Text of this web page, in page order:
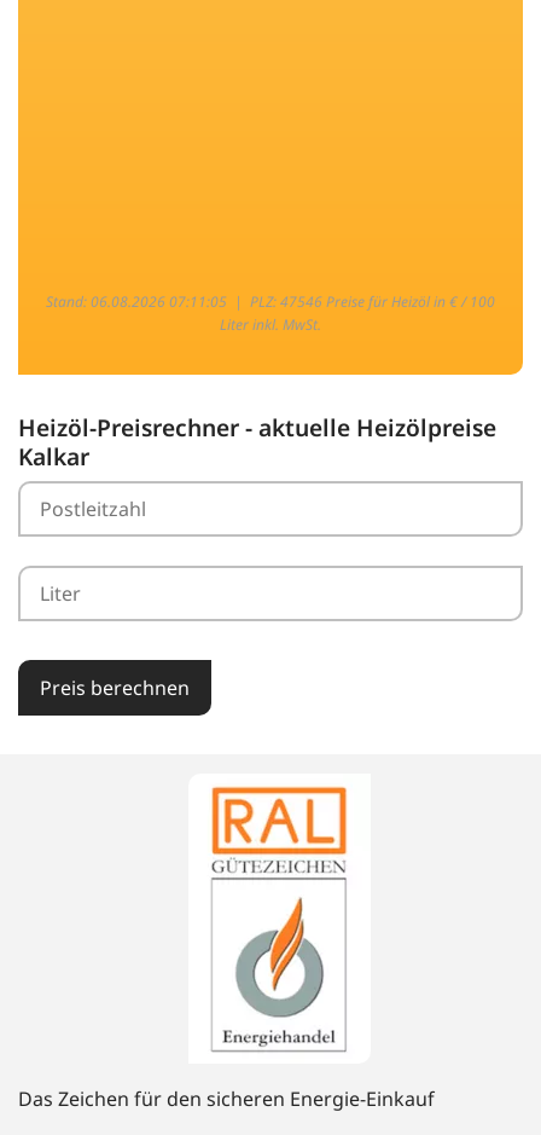
Stand: 06.08.2026 07:11:05 | PLZ: 47546 Preise für Heizöl in € / 100
Liter inkl. MwSt.
Heizöl-Preisrechner - aktuelle Heizölpreise
Kalkar
Preis berechnen
Das Zeichen für den sicheren Energie-Einkauf